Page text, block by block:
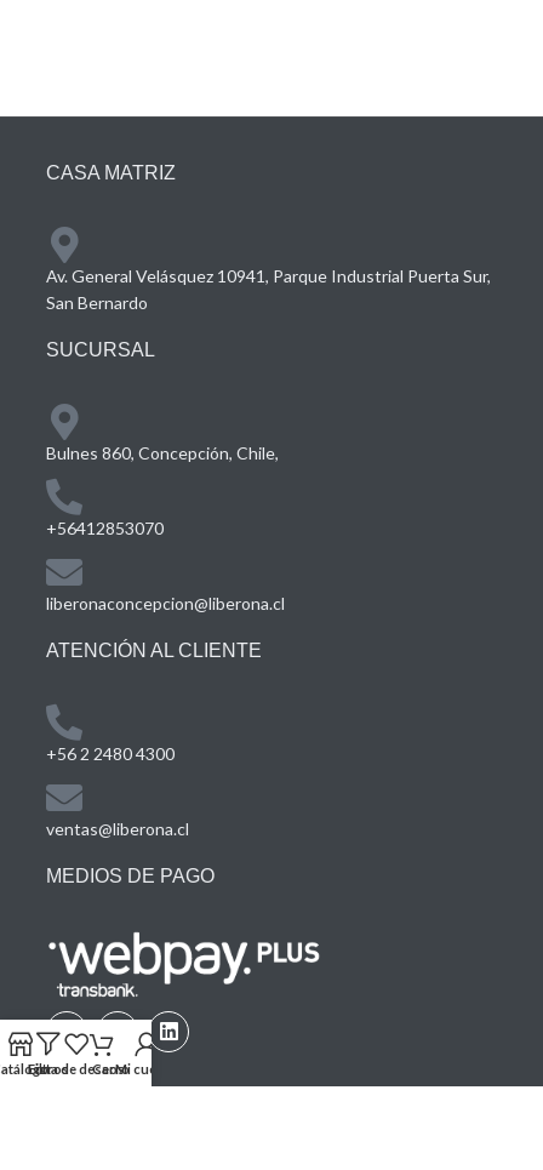
CASA MATRIZ
Av. General Velásquez 10941, Parque Industrial Puerta Sur,
San Bernardo
SUCURSAL
Bulnes 860, Concepción, Chile,
+56412853070
liberonaconcepcion@liberona.cl
ATENCIÓN AL CLIENTE
+56 2 2480 4300
ventas@liberona.cl
MEDIOS DE PAGO
Filtros
Lista de deseos
CarroMi cuenta